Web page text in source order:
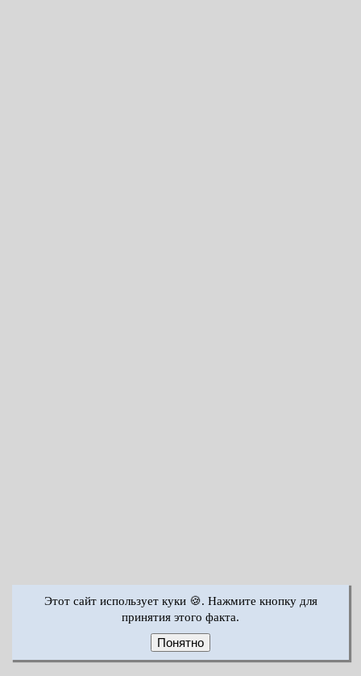
Этот сайт использует куки 🍪. Нажмите кнопку для
принятия этого факта.
Понятно